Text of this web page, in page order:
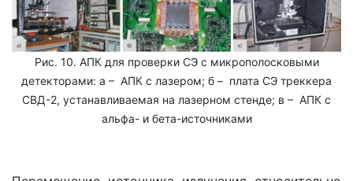
Рис. 10. АПК для проверки СЭ с микрополосковыми
детекторами: а – АПК с лазером; б – плата СЭ треккера
СВД-2, устанавливаемая на лазерном стенде; в – АПК с
альфа- и бета-источниками